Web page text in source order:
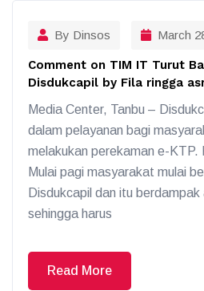
By Dinsos March
Comment on TIM IT Turut
Disdukcapil by Fila ringga
Media Center, Tanbu –
dalam pelayanan bagi
melakukan perekaman e-KTP.
Mulai pagi masyarakat mulai
Disdukcapil dan itu
sehingga harus
Read More